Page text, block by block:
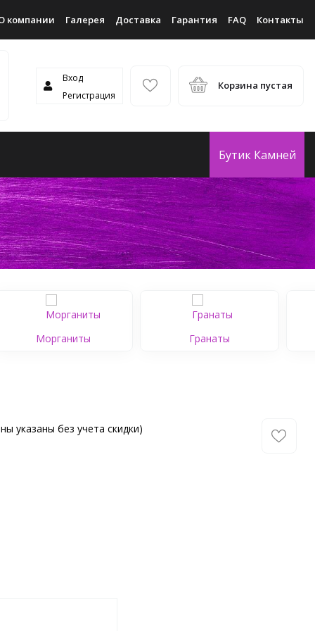
компании Галерея Доставка Гарантия FAQ Контакты
Вход
Регистрация
Корзина пустая
Бутик Камней
Морганиты Гранаты
указаны без учета скидки)